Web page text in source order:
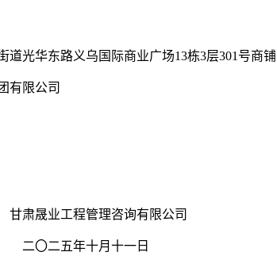
道光华东路义乌国际商业广场13栋3层301号商铺
有限公司
甘肃晟业工程管理咨询有限公司
二〇二五年十月十一 日